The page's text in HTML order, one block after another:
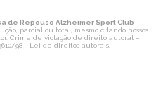
de Repouso Alzheimer Sport Club
parcial ou total, mesmo citando nossos
Crime de violação de direito autoral –
98 - Lei de direitos autorais